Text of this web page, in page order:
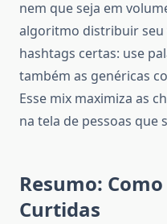
nem que seja em
algoritmo distribuir seu
hashtags certas: use
também as genéricas
Esse mix maximiza as
na tela de pessoas que
Resumo:
Curtidas